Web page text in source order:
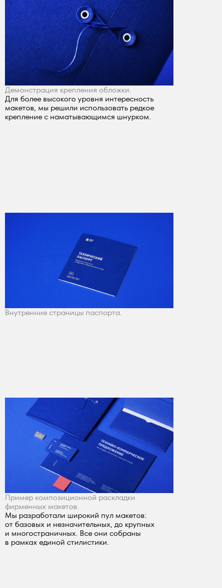
Демонстрация крепления обложки.
Для более высокого уровня интересность
макетов, мы решили использовать редкое
крепление с наматывающимся шнурком.
Внутренние страницы паспорта.
Пример композиционной раскладки
фирменных макетов.
Мы разработали широкий пул макетов:
от базовых и незначительных, до крупных
и многостраничных. Все они собраны
в рамках единой стилистики.